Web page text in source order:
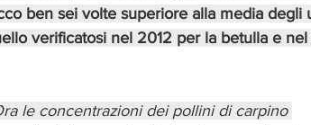
ben sei volte superiore alla media degli
verificatosi nel 2012 per la betulla e
le concentrazioni dei pollini di carpino